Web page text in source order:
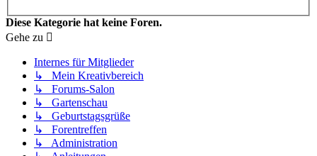
Diese Kategorie hat keine Foren.
Gehe zu
Internes für Mitglieder
↳ Mein Kreativbereich
↳ Forums-Salon
↳ Gartenschau
↳ Geburtstagsgrüße
↳ Forentreffen
↳ Administration